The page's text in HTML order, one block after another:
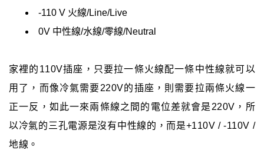
-110 V 火線/Line/Live
0V 中性線/水線/零線/Neutral
家裡的110V插座，只要拉一條火線配一條中性線就可以
用了，而像冷氣需要220V的插座，則需要拉兩條火線一
正一反，如此一來兩條線之間的電位差就會是220V，所
以冷氣的三孔電源是沒有中性線的，而是+110V / -110V /
地線。